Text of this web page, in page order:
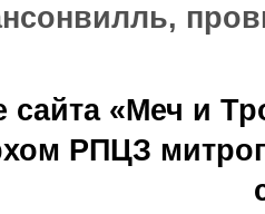
сайта «Меч и
РПЦЗ